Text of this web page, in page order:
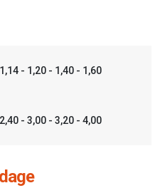
- 1,20 - 1,40 - 1,60
- 3,00 - 3,20 - 4,00